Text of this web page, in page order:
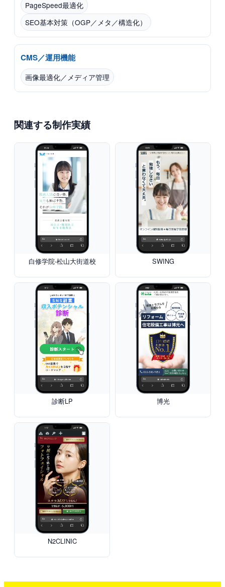
PageSpeed最適化
SEO基本対策（OGP／メタ／構造化）
CMS／運用機能
画像最適化／メディア管理
関連する制作実績
白修学院-松山大街道校 SWING
診断LP 博光
N2CLINIC